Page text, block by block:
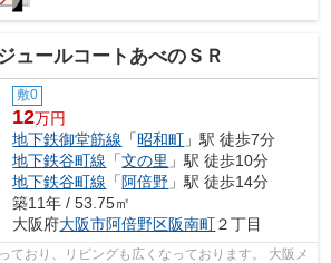
ュールコートあべのＳＲ
敷0
12万円
地下鉄御堂筋線 「昭和町 」駅 徒歩7分
地下鉄谷町線 「文の里 」駅 徒歩10分
地下鉄谷町線 「 阿倍野 」駅 徒歩14分
築11年 / 53.75㎡
大阪府大阪市阿倍野区阪南町２丁目
おり、リビングも広くなっております。 大阪メ